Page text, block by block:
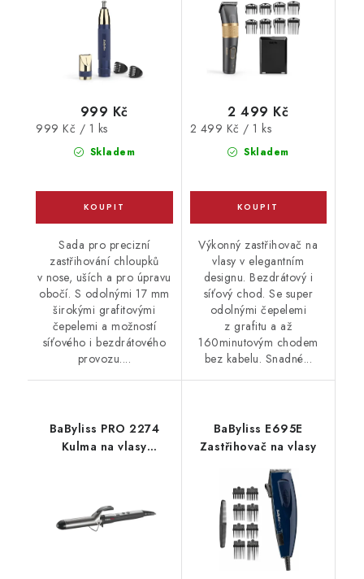
Skladem
999 Kč
Měrná
999 Kč / 1 ks
Sada pro precizní
zastřihování chloupků
v nose, uších a pro úpravu
obočí. S odolnými 17 mm
širokými grafitovými
čepelemi a možností
síťového i bezdrátového
provozu....
Skladem
2 499 Kč
Měrná
2 499 Kč / 1 ks
Výkonný zastřihovač na
vlasy v elegantním
designu. Bezdrátový i
síťový chod. Se super
odolnými čepelemi
z grafitu a až
160minutovým chodem
bez kabelu. Snadné...
BaByliss PRO 2274
Kulma na vlasy
BaByliss E695E
Zastřihovač na vlasy